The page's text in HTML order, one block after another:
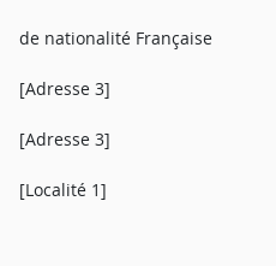
de nationalité Française
[Adresse 3]
[Adresse 3]
[Localité 1]